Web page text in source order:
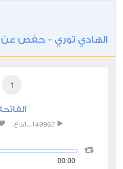
الهادي توري - حفص
1
49967 استماع
00:00